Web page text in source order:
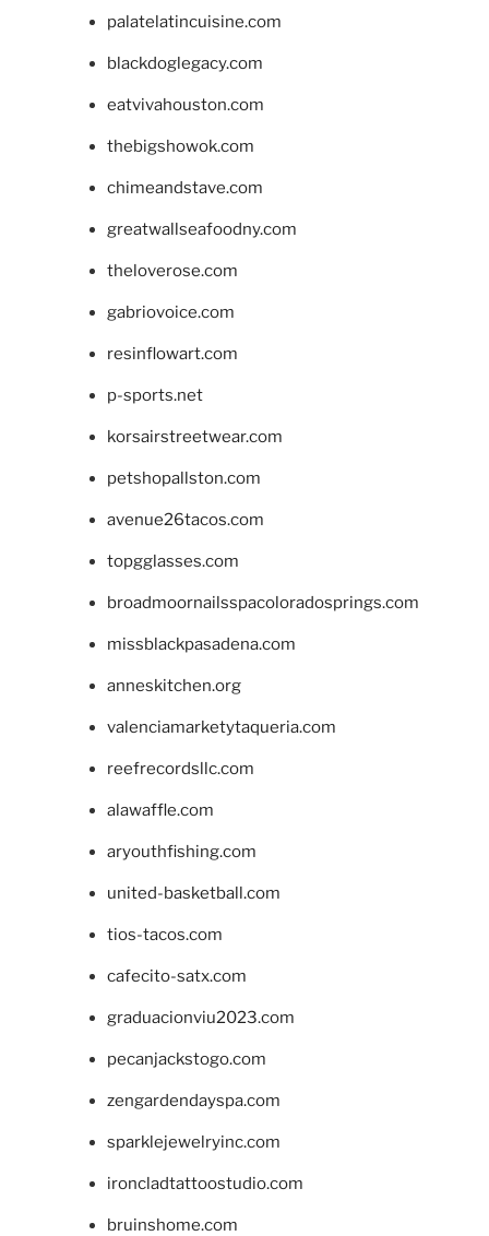
palatelatincuisine.com
blackdoglegacy.com
eatvivahouston.com
thebigshowok.com
chimeandstave.com
greatwallseafoodny.com
theloverose.com
gabriovoice.com
resinflowart.com
p-sports.net
korsairstreetwear.com
petshopallston.com
avenue26tacos.com
topgglasses.com
broadmoornailsspacoloradosprings.com
missblackpasadena.com
anneskitchen.org
valenciamarketytaqueria.com
reefrecordsllc.com
alawaffle.com
aryouthfishing.com
united-basketball.com
tios-tacos.com
cafecito-satx.com
graduacionviu2023.com
pecanjackstogo.com
zengardendayspa.com
sparklejewelryinc.com
ironcladtattoostudio.com
bruinshome.com